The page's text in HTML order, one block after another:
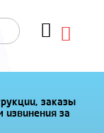
заказы
извинения за